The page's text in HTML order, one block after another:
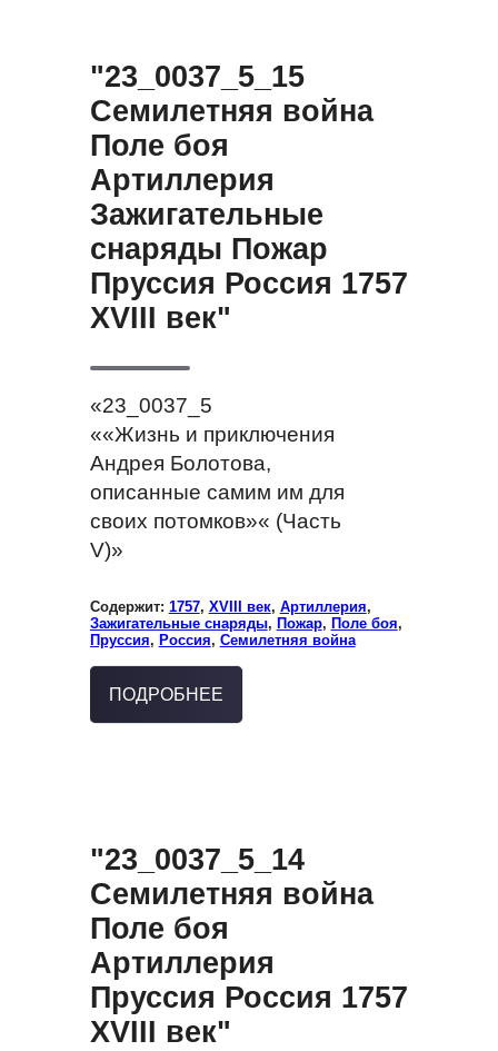
"23_0037_5_15
Семилетняя война
Поле боя
Артиллерия
Зажигательные
снаряды Пожар
Пруссия Россия 1757
XVIII век"
«23_0037_5
««Жизнь и приключения
Андрея Болотова,
описанные самим им для
своих потомков»« (Часть
V)»
Содержит: 1757, XVIII век, Артиллерия,
Зажигательные снаряды, Пожар, Поле боя,
Пруссия, Россия, Семилетняя война
ПОДРОБНЕЕ
"23_0037_5_14
Семилетняя война
Поле боя
Артиллерия
Пруссия Россия 1757
XVIII век"